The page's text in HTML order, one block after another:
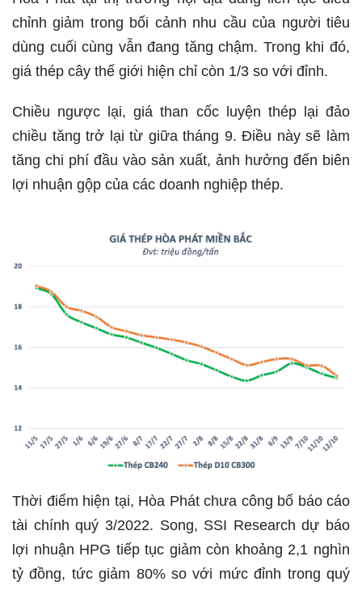
chỉnh giảm trong bối cảnh nhu cầu của người tiêu
dùng cuối cùng vẫn đang tăng chậm. Trong khi đó,
giá thép cây thế giới hiện chỉ còn 1/3 so với đỉnh.
Chiều ngược lại, giá than cốc luyện thép lại đảo
chiều tăng trở lại từ giữa tháng 9. Điều này sẽ làm
tăng chi phí đầu vào sản xuất, ảnh hưởng đến biên
lợi nhuận gộp của các doanh nghiệp thép.
Thời điểm hiện tại, Hòa Phát chưa công bố báo cáo
tài chính quý 3/2022. Song, SSI Research dự báo
lợi nhuận HPG tiếp tục giảm còn khoảng 2,1 nghìn
tỷ đồng, tức giảm 80% so với mức đỉnh trong quý